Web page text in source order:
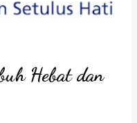
Hebat dan